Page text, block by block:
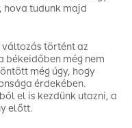
hova tudunk majd
történt az
békeidőben még nem
még úgy, hogy
érdekében.
el is kezdünk utazni, a
előtt.